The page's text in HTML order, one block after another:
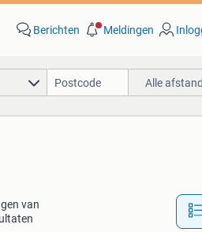
Berichten Meldingen
Alle
van